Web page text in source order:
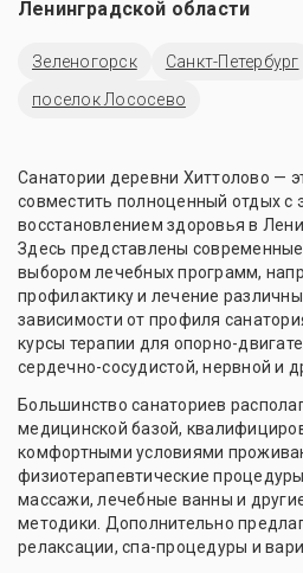
Ленинградской области
Зеленогорск Санкт-Петербург
поселок Лососево
Санатории деревни Хиттолово —
совместить полноценный отдых
восстановлением здоровья в
Здесь представлены
выбором лечебных программ,
профилактику и лечение
зависимости от профиля
курсы терапии для опорно-
сердечно-сосудистой, нервной и
Большинство санаториев
медицинской базой,
комфортными условиями
физиотерапевтические
массажи, лечебные ванны и
методики. Дополнительно
релаксации, спа-процедуры и